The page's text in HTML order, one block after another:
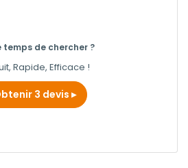
temps de chercher ?
Rapide, Efficace !
3 devis